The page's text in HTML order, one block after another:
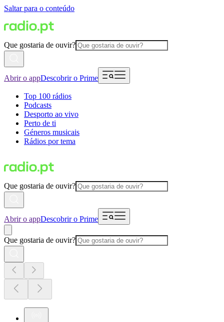
Saltar para o conteúdo
Que gostaria de ouvir?
Abrir o appDescobrir o Prime
Top 100 rádios
Podcasts
Desporto ao vivo
Perto de ti
Géneros musicais
Rádios por tema
Que gostaria de ouvir?
Abrir o appDescobrir o Prime
Que gostaria de ouvir?